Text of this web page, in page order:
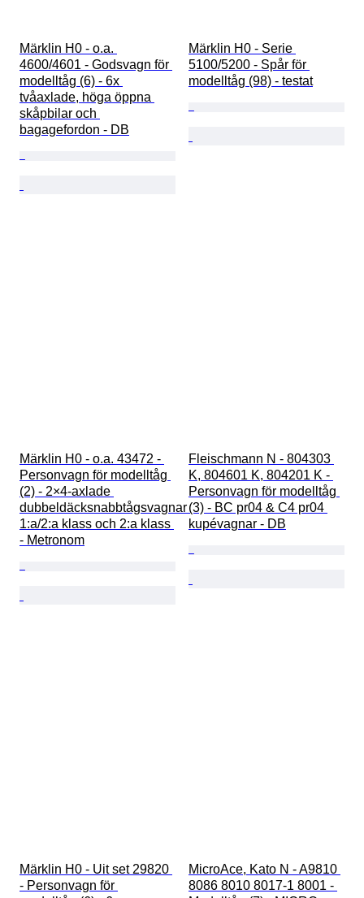
Märklin H0 - o.a.
4600/4601 - Godsvagn för
modelltåg (6) - 6x
tvåaxlade, höga öppna
skåpbilar och
bagagefordon - DB
Märklin H0 - Serie
5100/5200 - Spår för
modelltåg (98) - testat
Märklin H0 - o.a. 43472 -
Personvagn för modelltåg
(2) - 2×4-axlade
dubbeldäcksnabbtågsvagnar
1:a/2:a klass och 2:a klass
- Metronom
Fleischmann N - 804303
K, 804601 K, 804201 K -
Personvagn för modelltåg
(3) - BC pr04 & C4 pr04
kupévagnar - DB
Märklin H0 - Uit set 29820
- Personvagn för
MicroAce, Kato N - A9810
8086 8010 8017-1 8001 -